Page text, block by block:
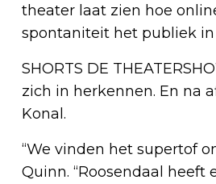
theater laat zien hoe
spontaniteit het publiek
SHORTS DE
zich in herkennen. En na
Konal.
“We vinden het supertof
Quinn. “Roosendaal